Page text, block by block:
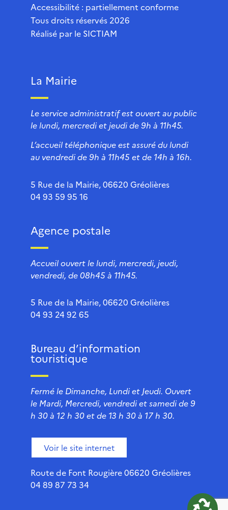
Accessibilité : partiellement conforme
Tous droits réservés 2026
Réalisé par le SICTIAM
La Mairie
Le service administratif est ouvert au public
le lundi, mercredi et jeudi de 9h à 11h45.
L’accueil téléphonique est assuré du lundi
au vendredi de 9h à 11h45 et de 14h à 16h.
5 Rue de la Mairie, 06620 Gréolières
04 93 59 95 16
Agence postale
Accueil ouvert le lundi, mercredi, jeudi,
vendredi, de 08h45 à 11h45.
5 Rue de la Mairie, 06620 Gréolières
04 93 24 92 65
Bureau d’information
touristique
Fermé le Dimanche, Lundi et Jeudi. Ouvert
le Mardi, Mercredi, vendredi et samedi de 9
h 30 à 12 h 30 et de 13 h 30 à 17 h 30.
Voir le site internet
Route de Font Rougière 06620 Gréolières
04 89 87 73 34